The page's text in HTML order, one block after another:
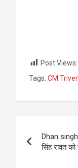
Post Views:
Tags: CM
Dhan
सिंह रावत